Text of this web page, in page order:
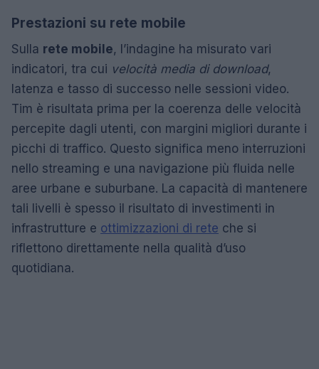
Prestazioni su rete mobile
Sulla rete mobile, l’indagine ha misurato vari
indicatori, tra cui velocità media di download,
latenza e tasso di successo nelle sessioni video.
Tim è risultata prima per la coerenza delle velocità
percepite dagli utenti, con margini migliori durante i
picchi di traffico. Questo significa meno interruzioni
nello streaming e una navigazione più fluida nelle
aree urbane e suburbane. La capacità di mantenere
tali livelli è spesso il risultato di investimenti in
infrastrutture e ottimizzazioni di rete che si
riflettono direttamente nella qualità d’uso
quotidiana.